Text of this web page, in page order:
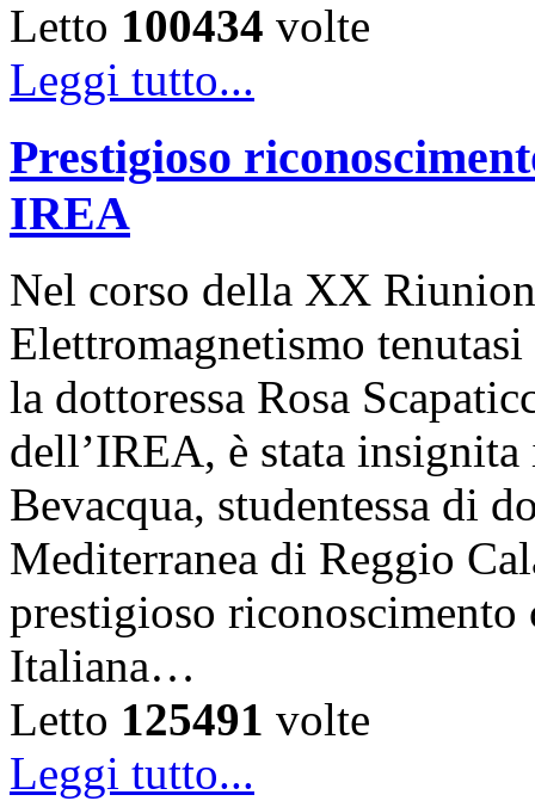
Letto 100434 volte
Leggi tutto...
Prestigioso
IREA
Nel corso della XX
Elettromagnetismo
la dottoressa Rosa
dell’IREA, è stata
Bevacqua, studentessa di
Mediterranea di Reggio
prestigioso
Italiana…
Letto 125491 volte
Leggi tutto...